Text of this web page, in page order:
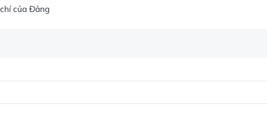
của Đảng